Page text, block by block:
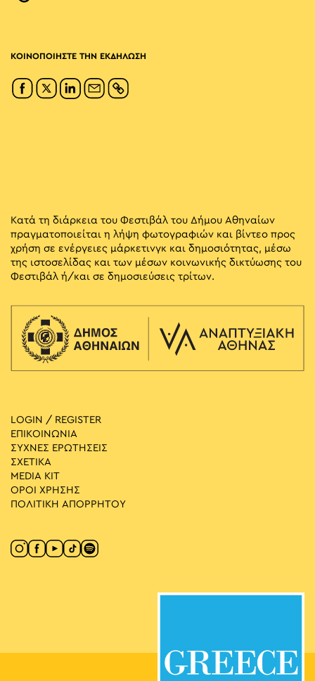
ΚΟΙΝΟΠΟΙΗΣΤΕ ΤΗΝ ΕΚΔΗΛΩΣΗ
Κατά τη διάρκεια του Φεστιβάλ του Δήμου Αθηναίων
πραγματοποιείται η λήψη φωτογραφιών και βίντεο προς
χρήση σε ενέργειες μάρκετινγκ και δημοσιότητας, μέσω
της ιστοσελίδας και των μέσων κοινωνικής δικτύωσης του
Φεστιβάλ ή/και σε δημοσιεύσεις τρίτων.
LOGIN / REGISTER
ΕΠΙΚΟΙΝΩΝΙΑ
ΣΥΧΝΕΣ ΕΡΩΤΗΣΕΙΣ
ΣΧΕΤΙΚΑ
MEDIA ΚIT
ΟΡΟΙ ΧΡΗΣΗΣ
ΠΟΛΙΤΙΚΗ ΑΠΟΡΡΗΤΟΥ